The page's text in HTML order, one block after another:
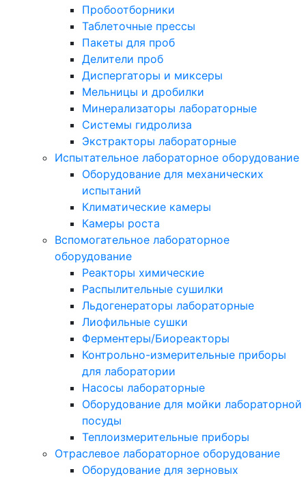
Пробоотборники
Таблеточные прессы
Пакеты для проб
Делители проб
Диспергаторы и миксеры
Мельницы и дробилки
Минерализаторы лабораторные
Системы гидролиза
Экстракторы лабораторные
Испытательное лабораторное оборудование
Оборудование для механических
испытаний
Климатические камеры
Камеры роста
Вспомогательное лабораторное
оборудование
Реакторы химические
Распылительные сушилки
Льдогенераторы лабораторные
Лиофильные сушки
Ферментеры/Биореакторы
Контрольно-измерительные приборы
для лаборатории
Насосы лабораторные
Оборудование для мойки лабораторной
посуды
Теплоизмерительные приборы
Отраслевое лабораторное оборудование
Оборудование для зерновых